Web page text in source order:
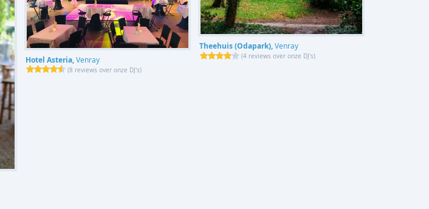
Hotel Asteria,Venray
(8 reviews over onze DJ's)
Theehuis (Odapark),Venray
(4 reviews over onze DJ's)